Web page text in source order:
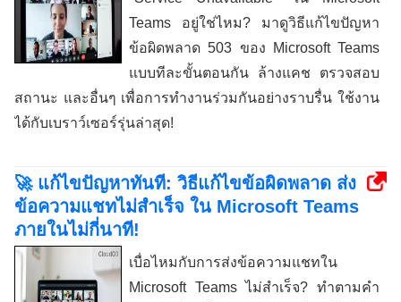
Teams อยู่ใช่ไหม? มาดูวิธีแก้ไขปัญหา
ข้อผิดพลาด 503 ของ Microsoft Teams
แบบทีละขั้นตอนกัน ล้างแคช ตรวจสอบ
สถานะ และอื่นๆ เพื่อการทำงานร่วมกันอย่างราบรื่น ใช้งาน
ได้กับเบราว์เซอร์รุ่นล่าสุด!
🚀 แก้ไขปัญหาทันที: วิธีแก้ไขข้อผิดพลาด ส่ง
ข้อความแชทไม่สำเร็จ ใน Microsoft Teams
ภายในไม่กี่นาที!
เบื่อไหมกับการส่งข้อความแชทใน
Microsoft Teams ไม่สำเร็จ? ทำตามคำ